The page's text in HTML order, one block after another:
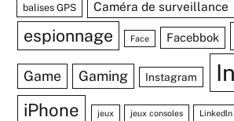
balises GPS Caméra de surveillance
espionnage Face Facebbok
Game Gaming Instagram
iPhone jeux jeux consoles Linkedln